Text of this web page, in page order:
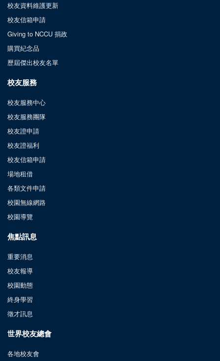
校友資料維護更新
校友信箱申請
Giving to NCCU 捐政
購買紀念品
歷屆傑出校友名單
校友服務
校友服務中心
校友服務團隊
校友證申請
校友證福利
校友信箱申請
場地租借
各類文件申請
校園無線網路
校園導覽
焦點訊息
重要消息
校友報導
校園動態
終身學習
徵才訊息
世界校友總會
各地校友會